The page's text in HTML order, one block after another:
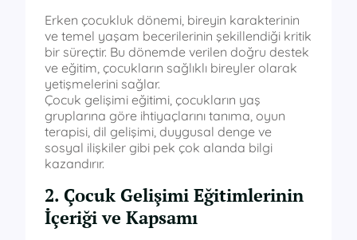
Erken çocukluk dönemi, bireyin karakterinin
ve temel yaşam becerilerinin şekillendiği kritik
bir süreçtir. Bu dönemde verilen doğru destek
ve eğitim, çocukların sağlıklı bireyler olarak
yetişmelerini sağlar.
Çocuk gelişimi eğitimi, çocukların yaş
gruplarına göre ihtiyaçlarını tanıma, oyun
terapisi, dil gelişimi, duygusal denge ve
sosyal ilişkiler gibi pek çok alanda bilgi
kazandırır.
2. Çocuk Gelişimi Eğitimlerinin
İçeriği ve Kapsamı